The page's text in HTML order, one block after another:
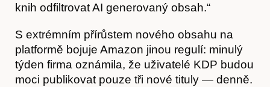
Obchod
knih odfiltrovat AI generovaný obsah.“
S extrémním přírůstem nového obsahu na
platformě bojuje Amazon jinou regulí: minulý
týden firma oznámila, že uživatelé KDP budou
moci publikovat pouze tři nové tituly — denně.